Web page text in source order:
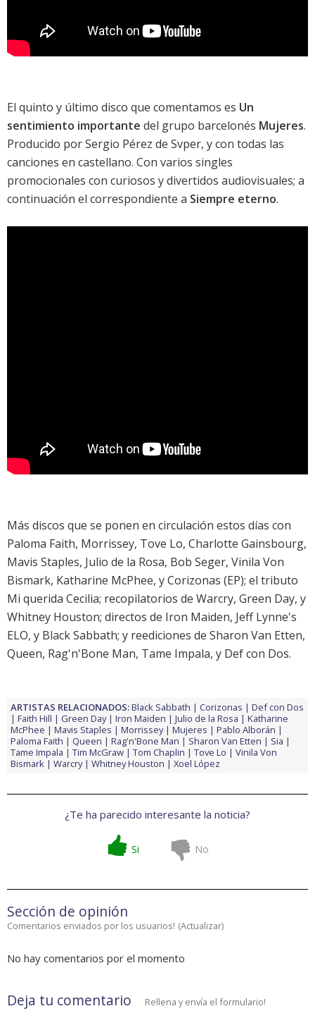
El quinto y último disco que comentamos es Un
sentimiento importante del grupo barcelonés Mujeres.
Producido por Sergio Pérez de Svper, y con todas las
canciones en castellano. Con varios singles
promocionales con curiosos y divertidos audiovisuales; a
continuación el correspondiente a Siempre eterno.
Más discos que se ponen en circulación estos días con
Paloma Faith, Morrissey, Tove Lo, Charlotte Gainsbourg,
Mavis Staples, Julio de la Rosa, Bob Seger, Vinila Von
Bismark, Katharine McPhee, yCorizonas (EP); el tributo
Mi querida Cecilia; recopilatorios de Warcry, Green Day, y
Whitney Houston; directos de Iron Maiden, Jeff Lynne's
ELO, y Black Sabbath; y reediciones de Sharon Van Etten,
Queen, Rag'n'Bone Man, Tame Impala, y Def con Dos.
ARTISTAS RELACIONADOS:Black Sabbath Corizonas
Def con Dos
Faith Hill
Green Day Iron Maiden Julio de la Rosa
Katharine
McPhee
Mavis Staples Morrissey Mujeres
Pablo Alborán
Paloma Faith
Queen Rag'n'Bone Man Sharon Van Etten
Sia
Tame Impala
Tim McGraw Tom Chaplin Tove Lo
Vinila Von
Bismark
Warcry Whitney Houston Xoel López
¿Te ha parecido interesante la noticia?
Si No
Sección de opinión
Comentarios enviados por los usuarios! (Actualizar)
No hay comentarios por el momento
Deja tu comentario Rellena y envía el formulario!